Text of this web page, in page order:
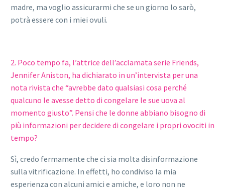
madre, ma voglio assicurarmi che se un giorno lo sarò,
potrà essere con i miei ovuli.
2. Poco tempo fa, l’attrice dell’acclamata serie Friends,
Jennifer Aniston, ha dichiarato in un’intervista per una
nota rivista che “avrebbe dato qualsiasi cosa perché
qualcuno le avesse detto di congelare le sue uova al
momento giusto”. Pensi che le donne abbiano bisogno di
più informazioni per decidere di congelare i propri ovociti in
tempo?
Sì, credo fermamente che ci sia molta disinformazione
sulla vitrificazione. In effetti, ho condiviso la mia
esperienza con alcuni amici e amiche, e loro non ne